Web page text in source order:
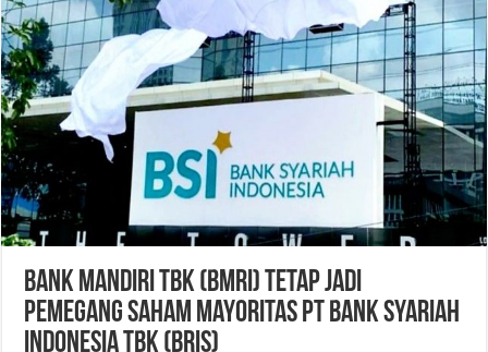
Bank Mandiri Tbk (BMRI) Tetap Jadi
Pemegang Saham Mayoritas PT Bank Syariah
Indonesia Tbk (BRIS)